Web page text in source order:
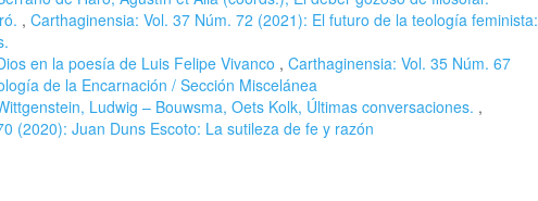
, Carthaginensia: Vol. 37 Núm. 72 (2021): El futuro de la teología feminista:
en la poesía de Luis Felipe Vivanco , Carthaginensia: Vol. 35 Núm. 67
de la Encarnación / Sección Miscelánea
Ludwig – Bouwsma, Oets Kolk, Últimas conversaciones. ,
(2020): Juan Duns Escoto: La sutileza de fe y razón